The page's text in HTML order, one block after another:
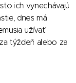
ich vynechávajú
dnes má
užívať
týždeň alebo za